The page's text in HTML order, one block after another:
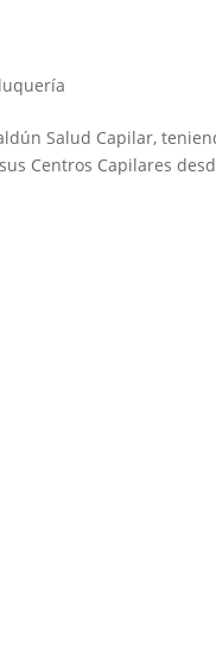
Salud Capilar,
Centros Capilares